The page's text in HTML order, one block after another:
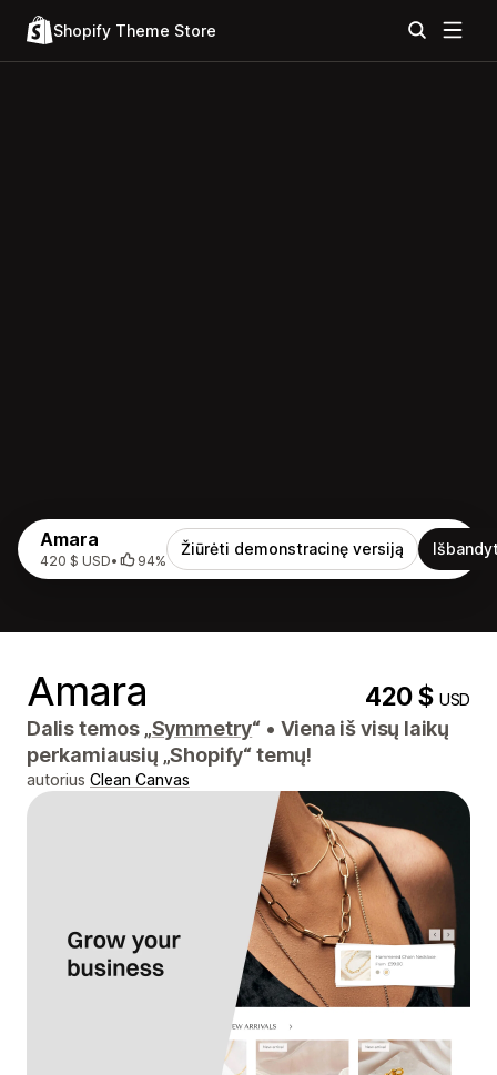
Shopify Theme Store
Amara
420 $ USD• 94%
Žiūrėti demonstracinę versiją
Amara 420 $USD
Dalis temos „Symmetry“ • Viena iš visų laikų
perkamiausių „Shopify“ temų!
autorius Clean Canvas